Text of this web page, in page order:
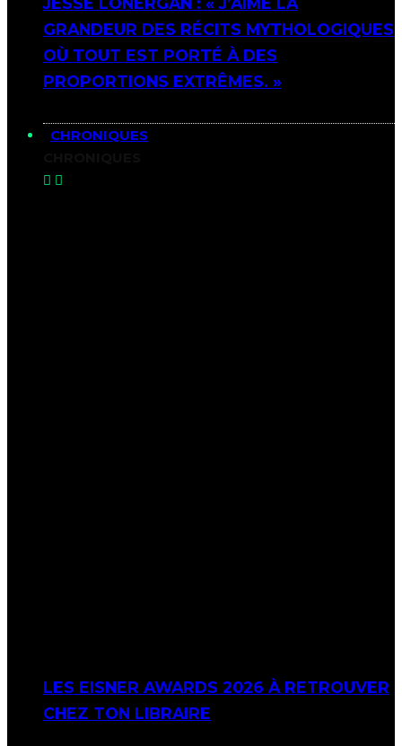
GRANDEUR DES RÉCITS MYTHOLOGIQUES
OÙ TOUT EST PORTÉ À DES
PROPORTIONS EXTRÊMES. »
CHRONIQUES
LES EISNER AWARDS 2026 À RETROUVER
CHEZ TON LIBRAIRE